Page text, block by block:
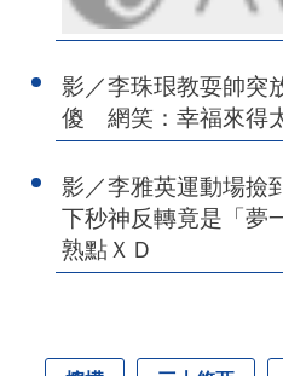
影／李珠珢教耍帥突
傻 網笑：幸福來得
影／李雅英運動場撿
下秒神反轉竟是「夢
熟點ＸＤ